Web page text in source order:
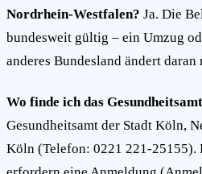
Nordrhein-Westfalen? Ja. Die
bundesweit gültig – ein Umzug
anderes Bundesland ändert daran
Wo finde ich das
Gesundheitsamt der Stadt Köln,
Köln (Telefon: 0221 221-25155).